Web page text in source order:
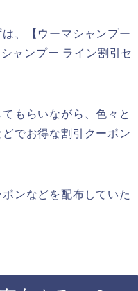
、【ウーマシャンプー
ャンプー ライン割引セ
もらいながら、色々と
でお得な割引クーポン
ンなどを配布していた